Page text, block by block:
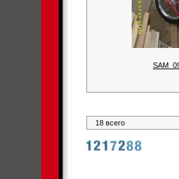
18 всего